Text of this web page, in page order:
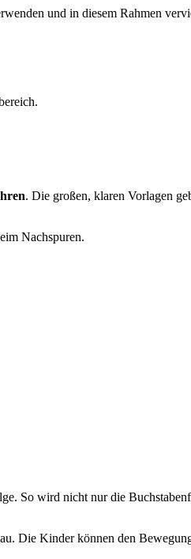
und in diesem Rahmen
. Die großen, klaren Vorlagen
Nachspuren.
So wird nicht nur die
Die Kinder können den